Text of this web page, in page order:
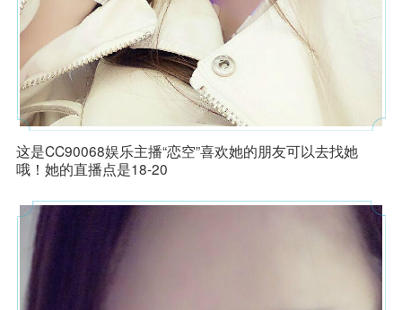
这是CC90068娱乐主播“恋空”喜欢她的朋友可以去找她
哦！她的直播点是18-20